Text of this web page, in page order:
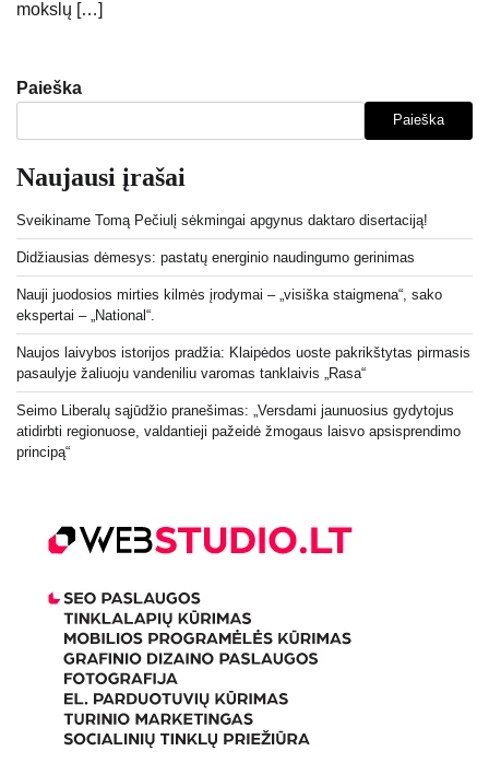
mokslų […]
Paieška
Paieška
Naujausi įrašai
Sveikiname Tomą Pečiulį sėkmingai apgynus daktaro disertaciją!
Didžiausias dėmesys: pastatų energinio naudingumo gerinimas
Nauji juodosios mirties kilmės įrodymai – „visiška staigmena“, sako
ekspertai – „National“.
Naujos laivybos istorijos pradžia: Klaipėdos uoste pakrikštytas pirmasis
pasaulyje žaliuoju vandeniliu varomas tanklaivis „Rasa“
Seimo Liberalų sąjūdžio pranešimas: „Versdami jaunuosius gydytojus
atidirbti regionuose, valdantieji pažeidė žmogaus laisvo apsisprendimo
principą“